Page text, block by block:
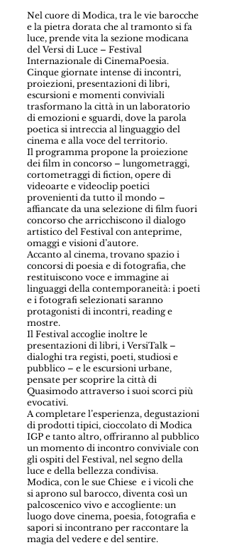
Nel cuore di Modica, tra le vie barocche
e la pietra dorata che al tramonto si fa
luce, prende vita la sezione modicana
del Versi di Luce – Festival
Internazionale di CinemaPoesia.
Cinque giornate intense di incontri,
proiezioni, presentazioni di libri,
escursioni e momenti conviviali
trasformano la città in un laboratorio
di emozioni e sguardi, dove la parola
poetica si intreccia al linguaggio del
cinema e alla voce del territorio.
Il programma propone la proiezione
dei film in concorso – lungometraggi,
cortometraggi di fiction, opere di
videoarte e videoclip poetici
provenienti da tutto il mondo –
affiancate da una selezione di film fuori
concorso che arricchiscono il dialogo
artistico del Festival con anteprime,
omaggi e visioni d’autore.
Accanto al cinema, trovano spazio i
concorsi di poesia e di fotografia, che
restituiscono voce e immagine ai
linguaggi della contemporaneità: i poeti
e i fotografi selezionati saranno
protagonisti di incontri, reading e
mostre.
Il Festival accoglie inoltre le
presentazioni di libri, i VersiTalk –
dialoghi tra registi, poeti, studiosi e
pubblico – e le escursioni urbane,
pensate per scoprire la città di
Quasimodo attraverso i suoi scorci più
evocativi.
A completare l’esperienza, degustazioni
di prodotti tipici, cioccolato di Modica
IGP e tanto altro, offriranno al pubblico
un momento di incontro conviviale con
gli ospiti del Festival, nel segno della
luce e della bellezza condivisa.
Modica, con le sue Chiese e i vicoli che
si aprono sul barocco, diventa così un
palcoscenico vivo e accogliente: un
luogo dove cinema, poesia, fotografia e
sapori si incontrano per raccontare la
magia del vedere e del sentire.